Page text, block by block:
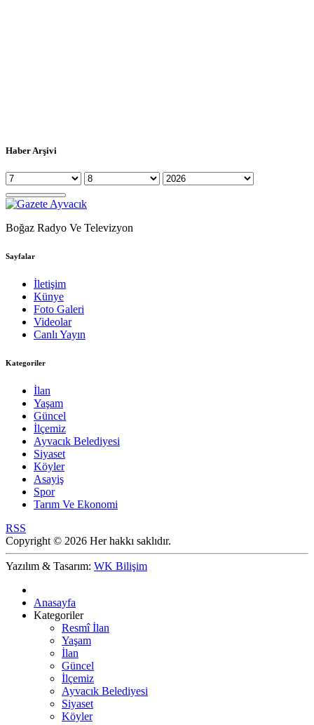
Haber Arşivi
Boğaz Radyo Ve Televizyon
Sayfalar
İletişim
Künye
Foto Galeri
Videolar
Canlı Yayın
Kategoriler
İlan
Yaşam
Güncel
İlçemiz
Ayvacık Belediyesi
Siyaset
Köyler
Asayiş
Spor
Tarım Ve Ekonomi
RSS
Copyright © 2026 Her hakkı saklıdır.
Yazılım & Tasarım: WK Bilişim
Anasayfa
Kategoriler
Resmî İlan
Yaşam
İlan
Güncel
İlçemiz
Ayvacık Belediyesi
Siyaset
Köyler